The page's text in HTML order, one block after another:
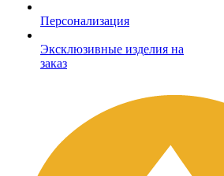
Персонализация
Эксклюзивные изделия на
заказ